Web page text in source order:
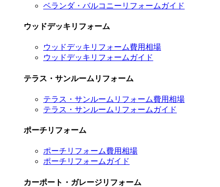
ベランダ・バルコニーリフォームガイド
ウッドデッキリフォーム
ウッドデッキリフォーム費用相場
ウッドデッキリフォームガイド
テラス・サンルームリフォーム
テラス・サンルームリフォーム費用相場
テラス・サンルームリフォームガイド
ポーチリフォーム
ポーチリフォーム費用相場
ポーチリフォームガイド
カーポート・ガレージリフォーム